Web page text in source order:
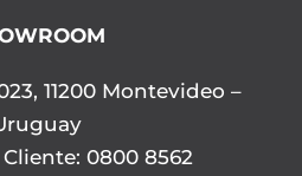
11200 Montevideo –
0800 8562